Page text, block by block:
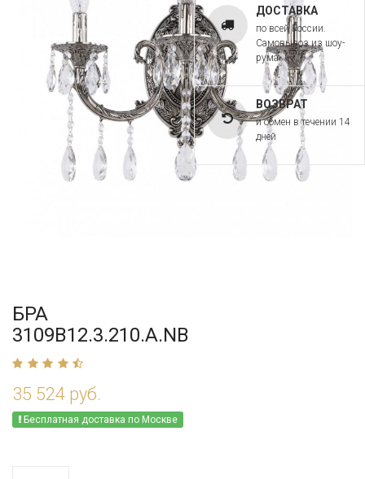
БРА
3109B12.3.210.A.NB
35 524 руб.
Бесплатная доставка по Москве
ДОСТАВКА
по всей России.
Самовывоз из шоу-
рума
ВОЗВРАТ
и обмен в течении 14
дней